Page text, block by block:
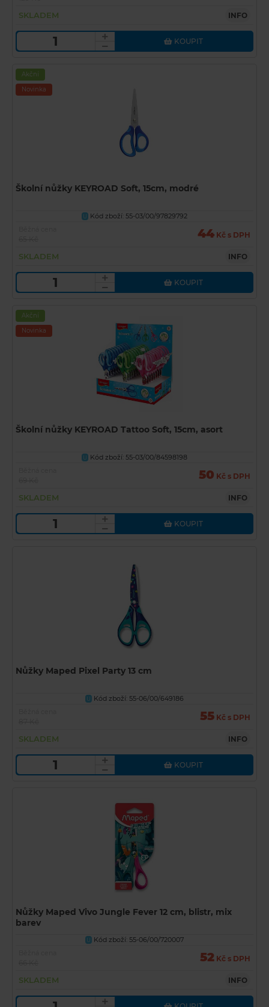
SKLADEM INFO
KOUPIT
Akční
Novinka
Školní nůžky KEYROAD Soft, 15cm, modré
U
Kód zboží: 55-03/00/97829792
44 Kč s DPH
SKLADEM INFO
KOUPIT
Akční
Novinka
Školní nůžky KEYROAD Tattoo Soft, 15cm, asort
U
Kód zboží: 55-03/00/84598198
50 Kč s DPH
SKLADEM INFO
KOUPIT
Nůžky Maped Pixel Party 13 cm
U
Kód zboží: 55-06/00/649186
55 Kč s DPH
SKLADEM INFO
KOUPIT
Nůžky Maped Vivo Jungle Fever 12 cm, blistr, mix
barev
U
Kód zboží: 55-06/00/720007
52 Kč s DPH
SKLADEM INFO